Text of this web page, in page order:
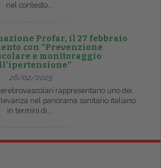
nel contesto...
Profar, il 27 febbraio
con “Prevenzione
e monitoraggio
26/02/2025
rappresentano uno dei
nel panorama sanitario italiano
in termini di...